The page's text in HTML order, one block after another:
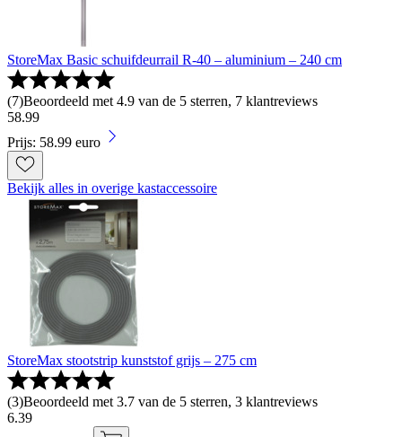
StoreMax Basic schuifdeurrail R-40 – aluminium – 240 cm
(7)Beoordeeld met 4.9 van de 5 sterren, 7 klantreviews
58.99
Prijs: 58.99 euro
Bekijk alles in overige kastaccessoire
StoreMax stootstrip kunststof grijs – 275 cm
(3)Beoordeeld met 3.7 van de 5 sterren, 3 klantreviews
6.39